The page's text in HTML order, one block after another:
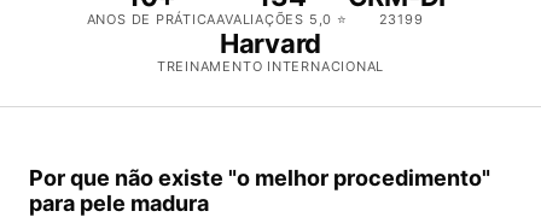
ANOS DE PRÁTICAAVALIAÇÕES 5,0 ⭐ 23199
Harvard
TREINAMENTO INTERNACIONAL
Por que não existe "o melhor procedimento"
para pele madura